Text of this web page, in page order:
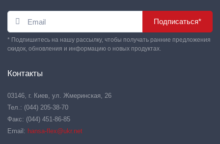
Подписаться*
* Подпишитесь на нашу рассылку, чтобы получать ранние предложения
скидок, обновления и информацию о новых продуктах.
Контакты
03146, г. Киев, ул. Жмеринская, 26
Тел.: (044) 205-38-70
Факс: (044) 451-86-85
Email: hansa-flex@ukr.net